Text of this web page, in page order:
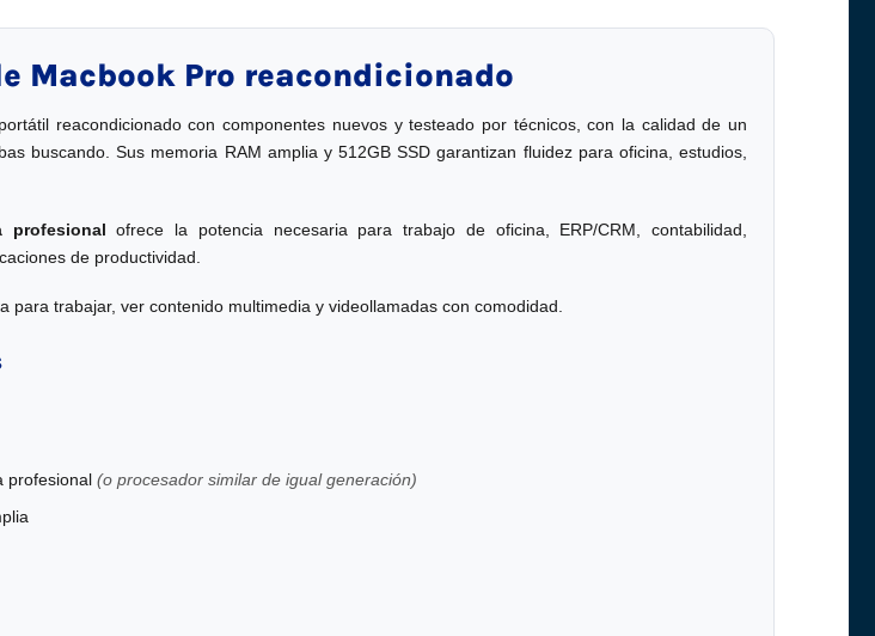
Macbook Pro reacondicionado
reacondicionado con componentes nuevos y testeado por técnicos, con la calidad de un
buscando. Sus memoria RAM amplia y 512GB SSD garantizan fluidez para oficina, estudios,
profesional ofrece la potencia necesaria para trabajo de oficina, ERP/CRM, contabilidad,
de productividad.
para trabajar, ver contenido multimedia y videollamadas con comodidad.
profesional(o procesador similar de igual generación)